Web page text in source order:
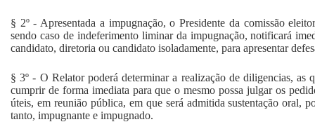
§ 2º - Apresentada a impugnação, o Presidente da comissão
sendo caso de indeferimento liminar da impugnação, notificará
candidato, diretoria ou candidato isoladamente, para apresentar
§ 3º - O Relator poderá determinar a realização de diligencias, as
cumprir de forma imediata para que o mesmo possa julgar os
úteis, em reunião pública, em que será admitida sustentação oral,
tanto, impugnante e impugnado.